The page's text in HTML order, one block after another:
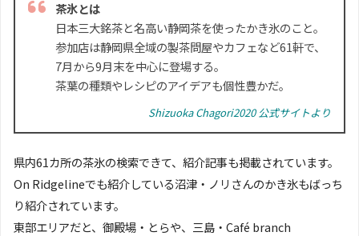
茶氷とは
日本三大銘茶と名高い静岡茶を使ったかき氷のこと。
参加店は静岡県全域の製茶問屋やカフェなど61軒で、
7月から9月末を中心に登場する。
茶葉の種類やレシピのアイデアも個性豊かだ。
Shizuoka Chagori2020 公式サイトより
県内61カ所の茶氷の検索できて、紹介記事も掲載されています。
On Ridgelineでも紹介している沼津・ノリさんのかき氷もばっち
り紹介されています。
東部エリアだと、御殿場・とらや、三島・Café branch